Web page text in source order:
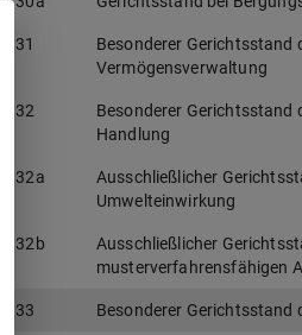
§ 31
Besonderer Gerichtsstand
Vermögensverwaltung
§ 32
Besonderer Gerichtsstand
Handlung
§ 32a
Ausschließlicher
Umwelteinwirkung
§ 32b
Ausschließlicher
musterverfahrensfähigen
§ 33 Besonderer Gerichtsstand